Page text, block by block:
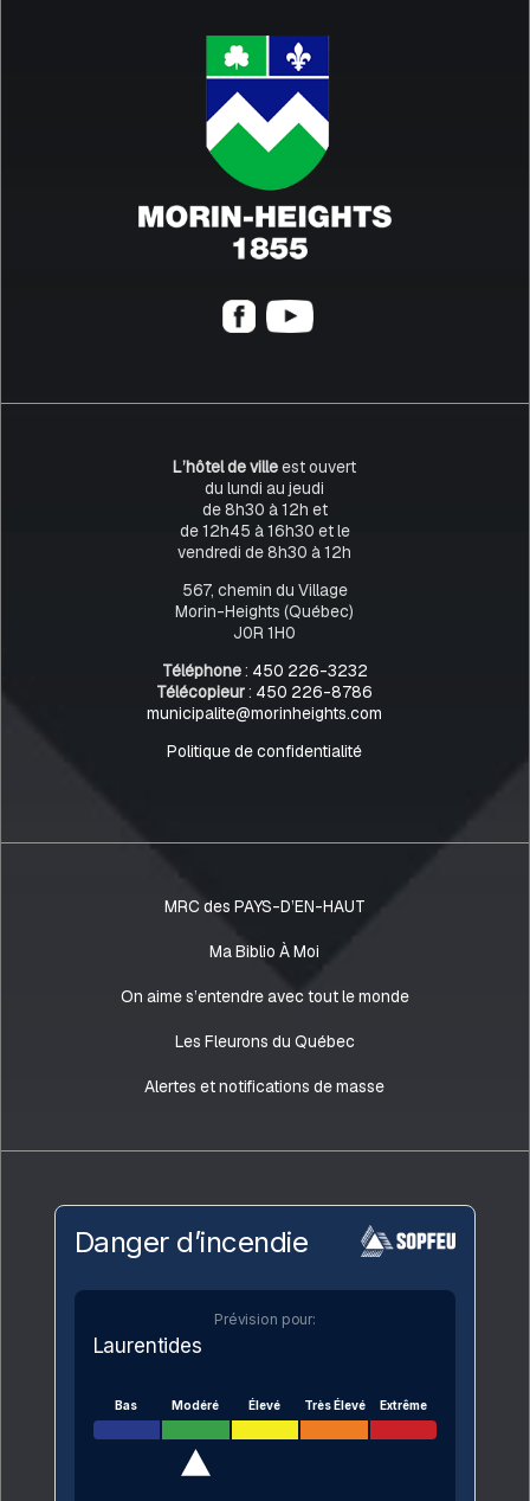
L’hôtel de villeest ouvert
du lundi au jeudi
de 8h30 à 12h et
de 12h45 à 16h30 et le
vendredi de 8h30 à 12h
567, chemin du Village
Morin-Heights (Québec)
J0R 1H0
Téléphone: 450 226-3232
Télécopieur: 450 226-8786
municipalite@morinheights.com
Politique de confidentialité
MRC des PAYS-D’EN-HAUT
Ma Biblio À Moi
On aime s’entendre avec tout le monde
Les Fleurons du Québec
Alertes et notifications de masse
Danger d’incendie
Prévision pour:
Laurentides
Bas Modéré Élevé Très Élevé Extrême